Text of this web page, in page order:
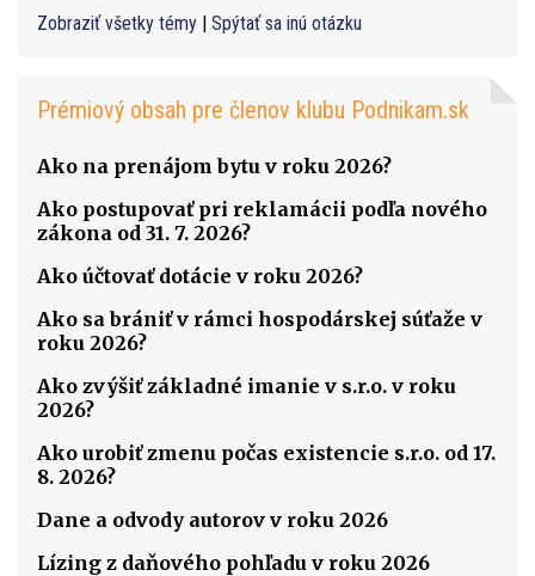
Zobraziť všetky témy | Spýtať sa inú otázku
Prémiový obsah pre členov klubu Podnikam.sk
Ako na prenájom bytu v roku 2026?
Ako postupovať pri reklamácii podľa nového
zákona od 31. 7. 2026?
Ako účtovať dotácie v roku 2026?
Ako sa brániť v rámci hospodárskej súťaže v
roku 2026?
Ako zvýšiť základné imanie v s.r.o. v roku
2026?
Ako urobiť zmenu počas existencie s.r.o. od 17.
8. 2026?
Dane a odvody autorov v roku 2026
Lízing z daňového pohľadu v roku 2026